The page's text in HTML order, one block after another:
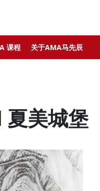
课程 关于AMA马先辰

美城堡